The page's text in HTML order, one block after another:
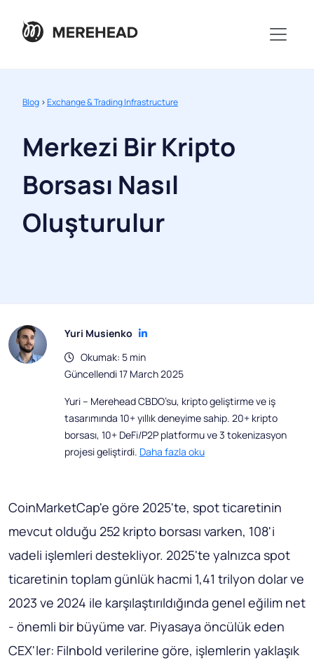
Blog >Exchange & Trading Infrastructure
Merkezi Bir Kripto
Borsası Nasıl
Oluşturulur
Yuri Musienko
Okumak: 5 min
Güncellendi 17 March 2025
Yuri – Merehead CBDO’su, kripto geliştirme ve iş
tasarımında 10+ yıllık deneyime sahip. 20+ kripto
borsası, 10+ DeFi/P2P platformu ve 3 tokenizasyon
projesi geliştirdi. Daha fazla oku
CoinMarketCap'e göre 2025'te, spot ticaretinin
mevcut olduğu 252 kripto borsası varken, 108'i
vadeli işlemleri destekliyor. 2025'te yalnızca spot
ticaretinin toplam günlük hacmi 1,41 trilyon dolar ve
2023 ve 2024 ile karşılaştırıldığında genel eğilim net
- önemli bir büyüme var. Piyasaya öncülük eden
CEX'ler: Filnbold verilerine göre, işlemlerin yaklaşık